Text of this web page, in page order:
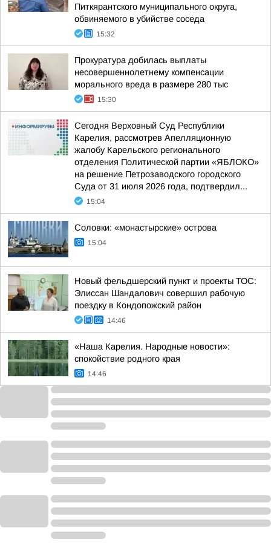
Питкярантского муниципального округа,
обвиняемого в убийстве соседа
15:32
Прокуратура добилась выплаты
несовершеннолетнему компенсации
морального вреда в размере 280 тыс
15:30
Сегодня Верховный Суд Республики
Карелия, рассмотрев Апелляционную
жалобу Карельского регионального
отделения Политической партии «ЯБЛОКО»
на решение Петрозаводского городского
Суда от 31 июля 2026 года, подтвердил...
15:04
Соловки: «монастырские» острова
15:04
Новый фельдшерский пункт и проекты ТОС:
Элиссан Шандалович совершил рабочую
поездку в Кондопожский район
14:46
«Наша Карелия. Народные новости»:
спокойствие родного края
14:46